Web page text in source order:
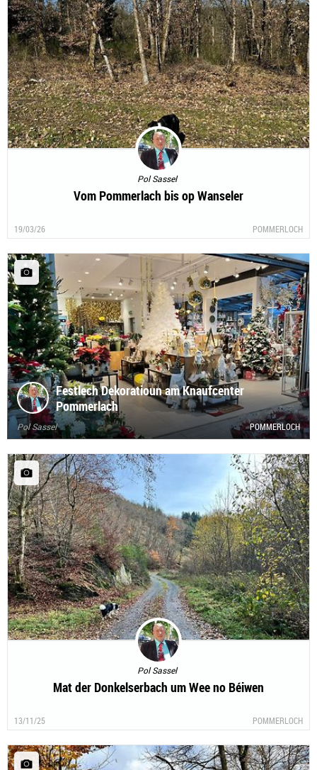
Pol Sassel
Vom Pommerlach bis op Wanseler
19/03/26 POMMERLOCH
Festlech Dekoratioun am Knaufcenter
Pommerlach
Pol Sassel POMMERLOCH
Pol Sassel
Mat der Donkelserbach um Wee no Béiwen
13/11/25 POMMERLOCH